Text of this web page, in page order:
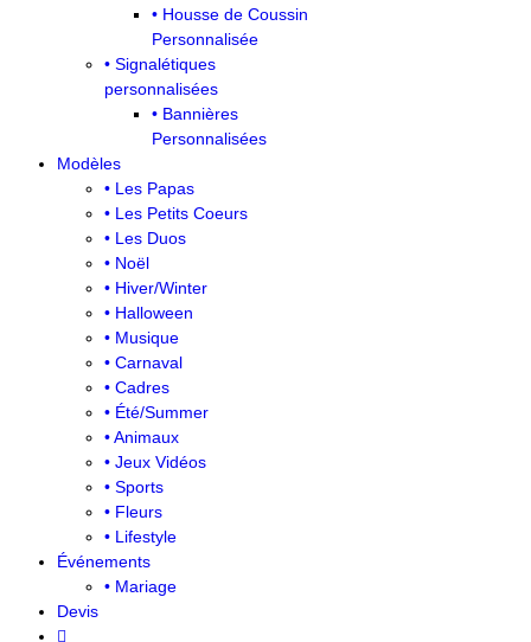
• Housse de Coussin
Personnalisée
• Signalétiques
personnalisées
• Bannières
Personnalisées
Modèles
• Les Papas
• Les Petits Coeurs
• Les Duos
• Noël
• Hiver/Winter
• Halloween
• Musique
• Carnaval
• Cadres
• Été/Summer
• Animaux
• Jeux Vidéos
• Sports
• Fleurs
• Lifestyle
Événements
• Mariage
Devis